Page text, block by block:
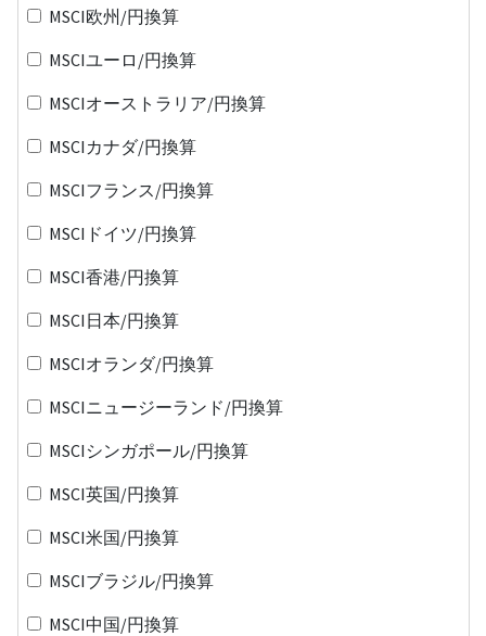
MSCI欧州/円換算
MSCIユーロ/円換算
MSCIオーストラリア/円換算
MSCIカナダ/円換算
MSCIフランス/円換算
MSCIドイツ/円換算
MSCI香港/円換算
MSCI日本/円換算
MSCIオランダ/円換算
MSCIニュージーランド/円換算
MSCIシンガポール/円換算
MSCI英国/円換算
MSCI米国/円換算
MSCIブラジル/円換算
MSCI中国/円換算